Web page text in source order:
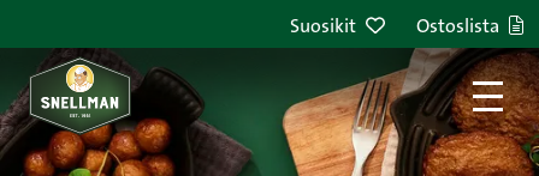
Suosikit Ostoslista